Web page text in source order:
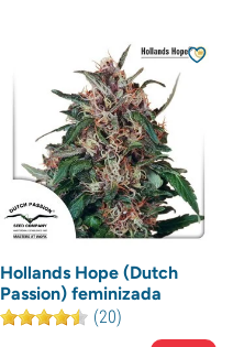
Hollands Hope (Dutch
Passion) feminizada
(20)